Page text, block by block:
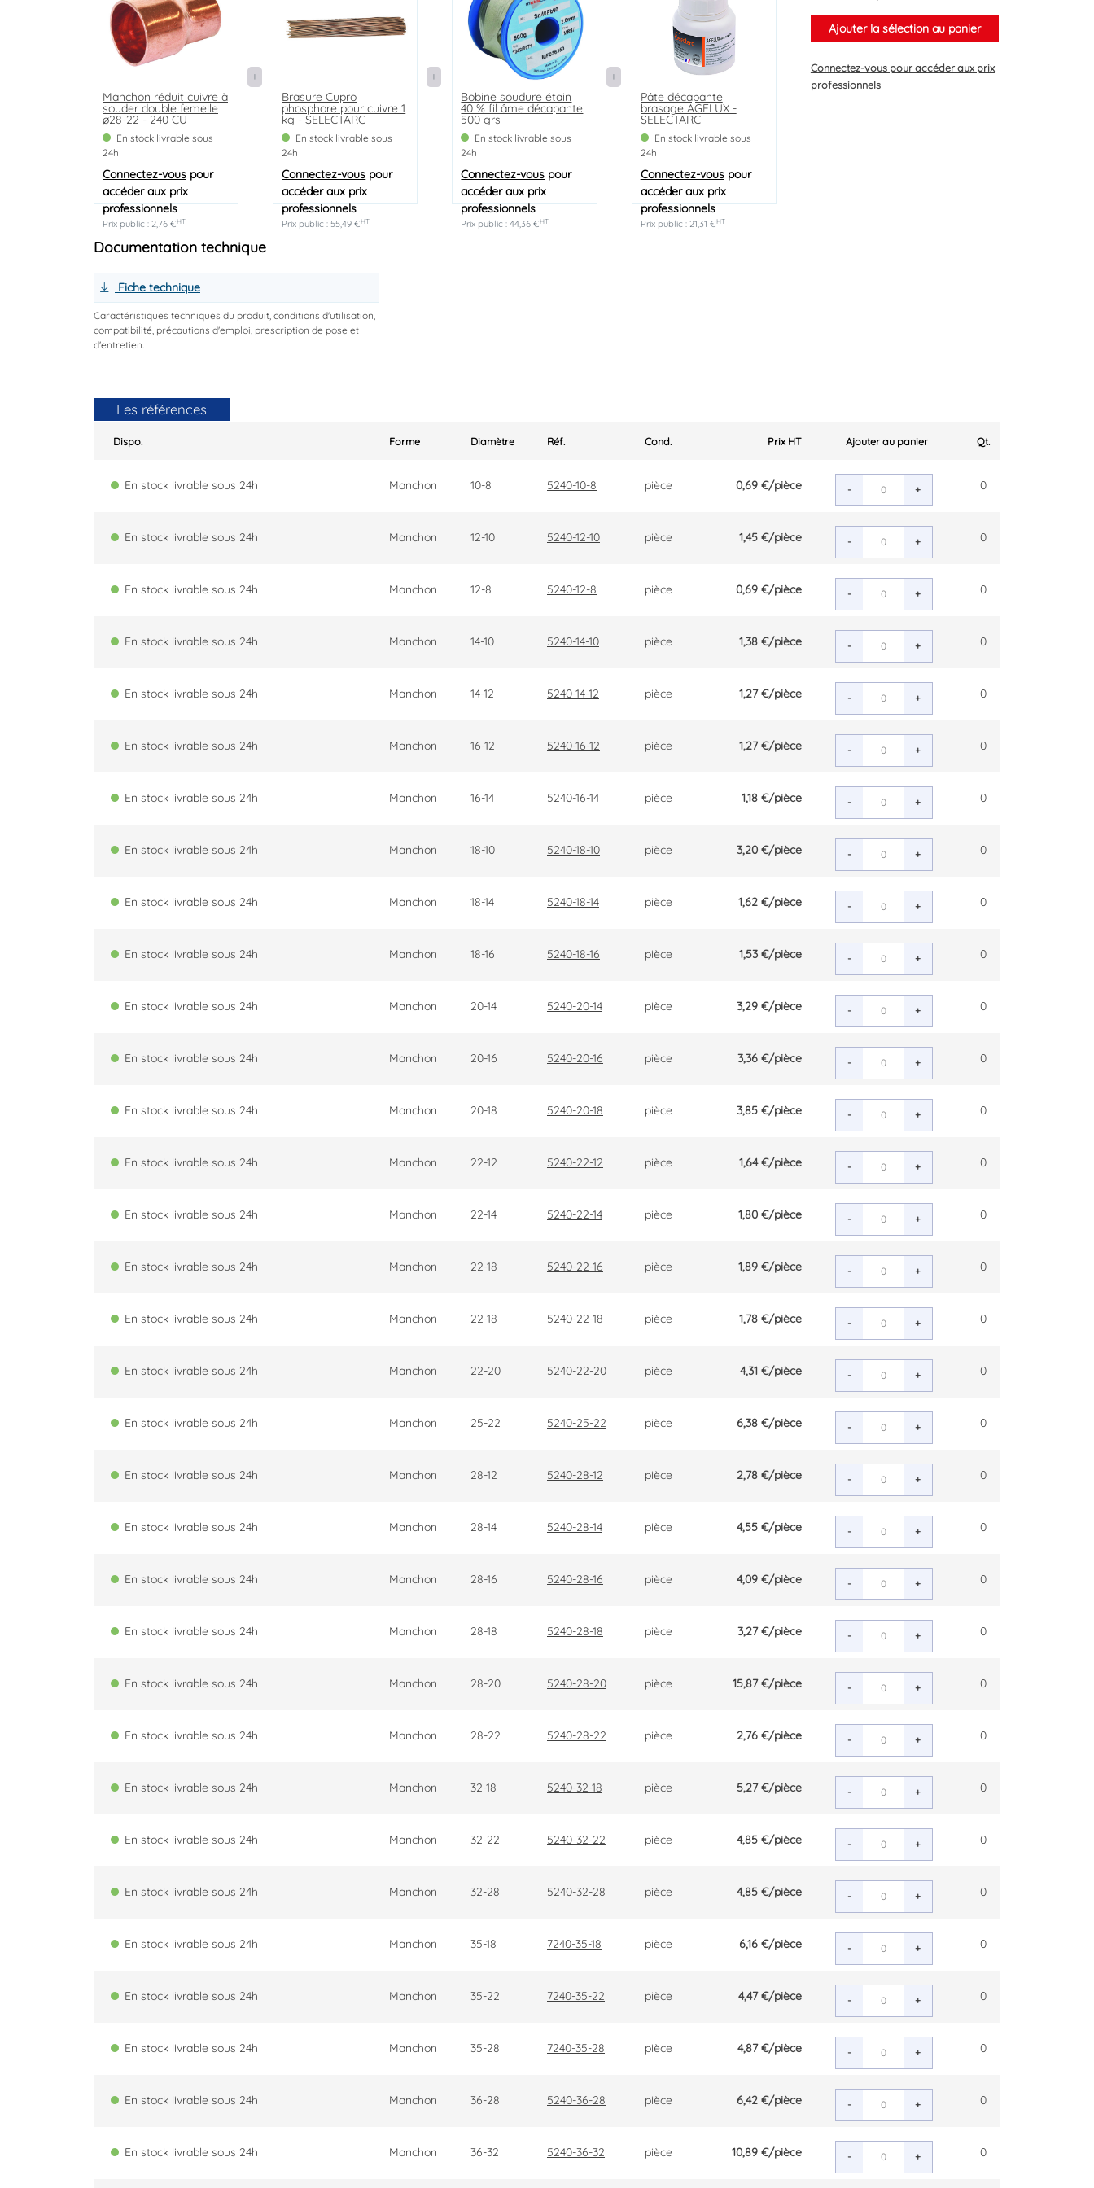
Manchon réduit cuivre à
souder double femelle
ø28-22 - 240 CU
En stock livrable sous
24h
Connectez-vous pour
accéder aux prix
professionnels
Prix public : 2,76 €HT
Brasure Cupro
phosphore pour cuivre 1
kg - SELECTARC
En stock livrable sous
24h
Connectez-vous pour
accéder aux prix
professionnels
Prix public : 55,49 €HT
Bobine soudure étain
40 % fil âme décapante
500 grs
En stock livrable sous
24h
Connectez-vous pour
accéder aux prix
professionnels
Prix public : 44,36 €HT
Pâte décapante
brasage AGFLUX -
SELECTARC
En stock livrable sous
24h
Connectez-vouspour
accéder aux prix
professionnels
Prix public : 21,31 €HT
Ajouter la sélection au panier
Connectez-vouspour accéder aux prix
professionnels
Documentation technique
Fiche technique
Caractéristiques techniques du produit, conditions d'utilisation,
compatibilité, précautions d'emploi, prescription de pose et
d'entretien.
Les références
Dispo. Forme Diamètre Réf. Cond. Prix HT Ajouter au panier Qt.
En stock livrable sous 24h Manchon 10-8 5240-10-8 pièce 0,69 €/pièce - + 0
En stock livrable sous 24h Manchon 12-10 5240-12-10 pièce 1,45 €/pièce - + 0
En stock livrable sous 24h Manchon 12-8 5240-12-8 pièce 0,69 €/pièce - + 0
En stock livrable sous 24h Manchon 14-10 5240-14-10 pièce 1,38 €/pièce - + 0
En stock livrable sous 24h Manchon 14-12 5240-14-12 pièce 1,27 €/pièce - + 0
En stock livrable sous 24h Manchon 16-12 5240-16-12 pièce 1,27 €/pièce - + 0
En stock livrable sous 24h Manchon 16-14 5240-16-14 pièce 1,18 €/pièce - + 0
En stock livrable sous 24h Manchon 18-10 5240-18-10 pièce 3,20 €/pièce - + 0
En stock livrable sous 24h Manchon 18-14 5240-18-14 pièce 1,62 €/pièce - + 0
En stock livrable sous 24h Manchon 18-16 5240-18-16 pièce 1,53 €/pièce - + 0
En stock livrable sous 24h Manchon 20-14 5240-20-14 pièce 3,29 €/pièce - + 0
En stock livrable sous 24h Manchon 20-16 5240-20-16 pièce 3,36 €/pièce - + 0
En stock livrable sous 24h Manchon 20-18 5240-20-18 pièce 3,85 €/pièce - + 0
En stock livrable sous 24h Manchon 22-12 5240-22-12 pièce 1,64 €/pièce - + 0
En stock livrable sous 24h Manchon 22-14 5240-22-14 pièce 1,80 €/pièce - + 0
En stock livrable sous 24h Manchon 22-18 5240-22-16 pièce 1,89 €/pièce - + 0
En stock livrable sous 24h Manchon 22-18 5240-22-18 pièce 1,78 €/pièce - + 0
En stock livrable sous 24h Manchon 22-20 5240-22-20 pièce 4,31 €/pièce - + 0
En stock livrable sous 24h Manchon 25-22 5240-25-22 pièce 6,38 €/pièce - + 0
En stock livrable sous 24h Manchon 28-12 5240-28-12 pièce 2,78 €/pièce - + 0
En stock livrable sous 24h Manchon 28-14 5240-28-14 pièce 4,55 €/pièce - + 0
En stock livrable sous 24h Manchon 28-16 5240-28-16 pièce 4,09 €/pièce - + 0
En stock livrable sous 24h Manchon 28-18 5240-28-18 pièce 3,27 €/pièce - + 0
En stock livrable sous 24h Manchon 28-20 5240-28-20 pièce 15,87 €/pièce - + 0
En stock livrable sous 24h Manchon 28-22 5240-28-22 pièce 2,76 €/pièce - + 0
En stock livrable sous 24h Manchon 32-18 5240-32-18 pièce 5,27 €/pièce - + 0
En stock livrable sous 24h Manchon 32-22 5240-32-22 pièce 4,85 €/pièce - + 0
En stock livrable sous 24h Manchon 32-28 5240-32-28 pièce 4,85 €/pièce - + 0
En stock livrable sous 24h Manchon 35-18 7240-35-18 pièce 6,16 €/pièce - + 0
En stock livrable sous 24h Manchon 35-22 7240-35-22 pièce 4,47 €/pièce - + 0
En stock livrable sous 24h Manchon 35-28 7240-35-28 pièce 4,87 €/pièce - + 0
En stock livrable sous 24h Manchon 36-28 5240-36-28 pièce 6,42 €/pièce - + 0
En stock livrable sous 24h Manchon 36-32 5240-36-32 pièce 10,89 €/pièce - + 0